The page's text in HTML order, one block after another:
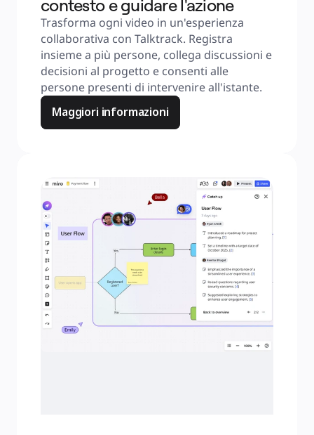
contesto e guidare l'azione
Trasforma ogni video in un'esperienza
collaborativa con Talktrack. Registra
insieme a più persone, collega discussioni e
decisioni al progetto e consenti alle
persone presenti di intervenire all'istante.
Maggiori informazioni